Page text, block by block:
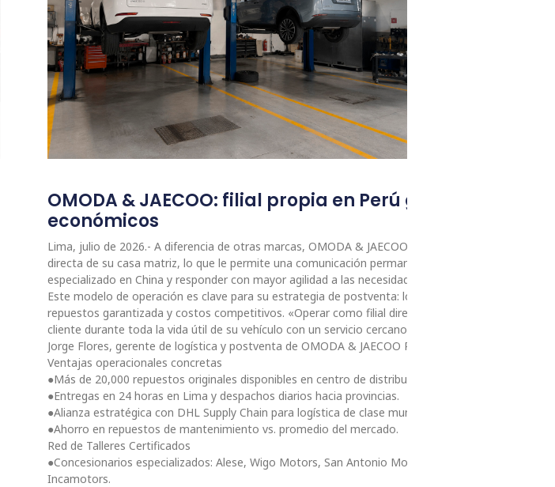
OMODA & JAECOO: filial propia en Perú garantiza
económicos
Lima, julio de 2026.- A diferencia de otras marcas, OMODA & JAECOO opera en el Perú como filial
directa de su casa matriz, lo que le permite una comunicación permanente con su equipo
especializado en China y responder con mayor agilidad a las necesidades del mercado local.
Este modelo de operación es clave para su estrategia de postventa: logística ágil, disponibilidad
repuestos garantizada y costos competitivos. «Operar como filial directa nos permite
cliente durante toda la vida útil de su vehículo con un servicio cercano, eficiente y confiable»,
Jorge Flores, gerente de logística y postventa de OMODA & JAECOO Perú.
Ventajas operacionales concretas
●Más de 20,000 repuestos originales disponibles en centro de distribución propio.
●Entregas en 24 horas en Lima y despachos diarios hacia provincias.
●Alianza estratégica con DHL Supply Chain para logística de clase mundial.
●Ahorro en repuestos de mantenimiento vs. promedio del mercado.
Red de Talleres Certificados
●Concesionarios especializados: Alese, Wigo Motors, San Antonio Motors, Zual Cars e
Incamotors.